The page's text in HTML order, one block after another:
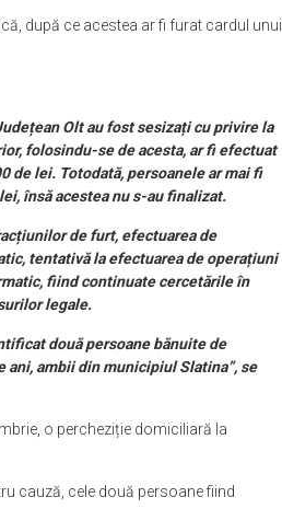
după ce acestea ar fi furat cardul unui
Olt au fost sesizați cu privire la
folosindu-se de acesta, ar fi efectuat
de lei. Totodată, persoanele ar mai fi
însă acestea nu s-au finalizat.
de furt, efectuarea de
tentativă la efectuarea de operațiuni
fiind continuate cercetările în
legale.
două persoane bănuite de
ani, ambii din municipiul Slatina”, se
o percheziție domiciliară la
cauză, cele două persoane fiind